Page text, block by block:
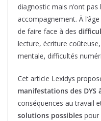
diagnostic mais n’ont pas
accompagnement. À
de faire face à des
lecture, écriture
mentale, difficultés
Cet article Lexidys
manifestations des DYS
conséquences au travail
solutions possibles pour